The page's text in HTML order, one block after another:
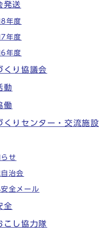
発送
年度
年度
年度
くり協議会
動
働
くりセンター・交流施設
せ
自治会
全メール
全
こし協力隊